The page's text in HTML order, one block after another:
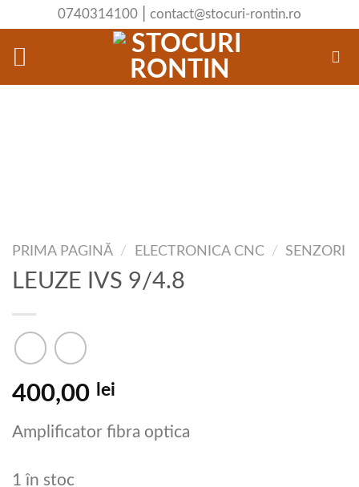
content
0740314100 contact@stocuri-rontin.ro
PRIMA PAGINĂ / ELECTRONICA CNC / SENZORI
LEUZE IVS 9/4.8
400,00 lei
Amplificator fibra optica
1 în stoc